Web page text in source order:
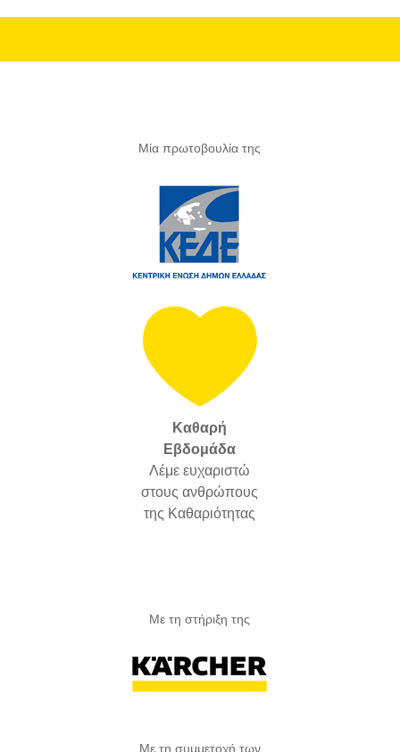
Μία πρωτοβουλία της
Καθαρή
Εβδομάδα
Λέμε ευχαριστώ
στους ανθρώπους
της Καθαριότητας
Με τη στήριξη της
Με τη συμμετοχή των